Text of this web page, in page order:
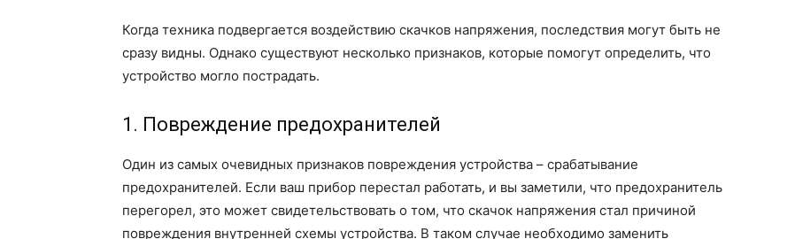
Когда техника подвергается воздействию скачков напряжения, последствия могут быть не
сразу видны. Однако существуют несколько признаков, которые помогут определить, что
устройство могло пострадать.
1. Повреждение предохранителей
Один из самых очевидных признаков повреждения устройства – срабатывание
предохранителей. Если ваш прибор перестал работать, и вы заметили, что предохранитель
перегорел, это может свидетельствовать о том, что скачок напряжения стал причиной
повреждения внутренней схемы устройства. В таком случае необходимо заменить